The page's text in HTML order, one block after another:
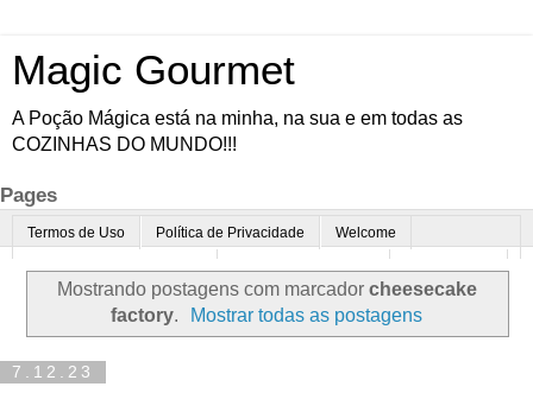
Magic Gourmet
A Poção Mágica está na minha, na sua e em todas as
COZINHAS DO MUNDO!!!
Pages
Termos de Uso Política de Privacidade Welcome
Enoturismo Minha Cozinha Dicas da vovó Mais
Parcerias Contato
Mostrando postagens com marcador cheesecake
factory. Mostrar todas as postagens
7.12.23